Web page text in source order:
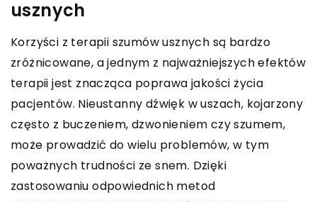
usznych
Korzyści z terapii szumów usznych są bardzo
zróżnicowane, a jednym z najważniejszych efektów
terapii jest znacząca poprawa jakości życia
pacjentów. Nieustanny dźwięk w uszach, kojarzony
często z buczeniem, dzwonieniem czy szumem,
może prowadzić do wielu problemów, w tym
poważnych trudności ze snem. Dzięki
zastosowaniu odpowiednich metod